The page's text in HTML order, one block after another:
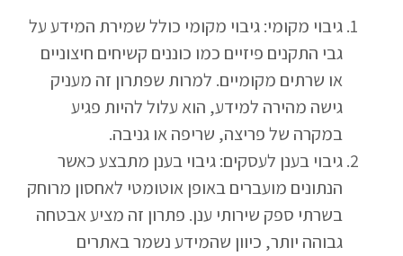
גיבוי מקומי: גיבוי מקומי כולל שמירת המידע על
גבי התקנים פיזיים כמו כוננים קשיחים חיצוניים
או שרתים מקומיים. למרות שפתרון זה מעניק
גישה מהירה למידע, הוא עלול להיות פגיע
במקרה של פריצה, שריפה או גניבה.
גיבוי בענן לעסקים: גיבוי בענן מתבצע כאשר
הנתונים מועברים באופן אוטומטי לאחסון מרוחק
בשרתי ספק שירותי ענן. פתרון זה מציע אבטחה
גבוהה יותר, כיוון שהמידע נשמר באתרים